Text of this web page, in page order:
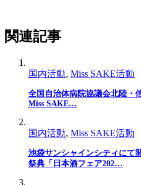
関連記事
国内活動, Miss SAKE活動
全国自治体病院協議会北陸・
Miss SAKE…
国内活動, Miss SAKE活動
池袋サンシャインシティにて
祭典「日本酒フェア202…